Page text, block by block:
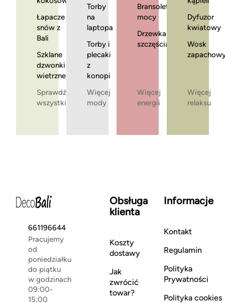
Łapacze
snów z
Bali
Szklane
dzwonki
wietrzne
Sprawdź
wszystkie
Torby
na
laptopa
Torby i
plecaki
z
konopi
Więcej
mody
Bransoletki
mocy
Drzewka
szczęścia
Więcej
energii
Dyfuzor
kwiatowy
Wosk
Więcej
relaksu
661196644
Pracujemy
od
poniedziałku
do piątku
w godzinach
09:00-
15:00
Obsługa
klienta
Koszty
dostawy
Jak
zwrócić
towar?
Informacje
Kontakt
Regulamin
Polityka
Prywatności
Polityka cookies